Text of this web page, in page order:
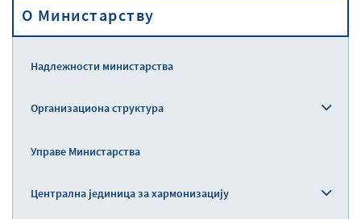
Прописи
O Министарству
Надлежности министарства
Организациона структура
Управе Министарства
Централна јединица за хармонизацију